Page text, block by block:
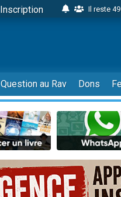
Inscription
Il reste
2
6 personnes
4
2
17
4 personnes
Il reste
Eva vient de
4 personnes
Question au Rav Dons